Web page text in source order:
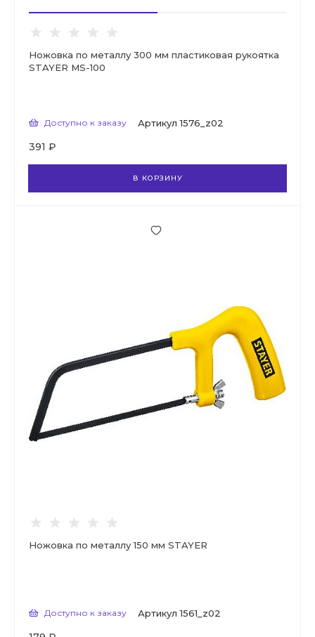
Ножовка по металлу 300 мм пластиковая рукоятка
STAYER MS-100
Доступно к заказу Артикул 1576_z02
391 ₽
В КОРЗИНУ
Ножовка по металлу 150 мм STAYER
Доступно к заказу Артикул 1561_z02